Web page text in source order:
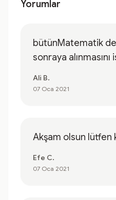
Yorumlar
bütünMatematik
sonraya
Ali B.
07 Oca 2021
Akşam olsun lütfen
Efe C.
07 Oca 2021